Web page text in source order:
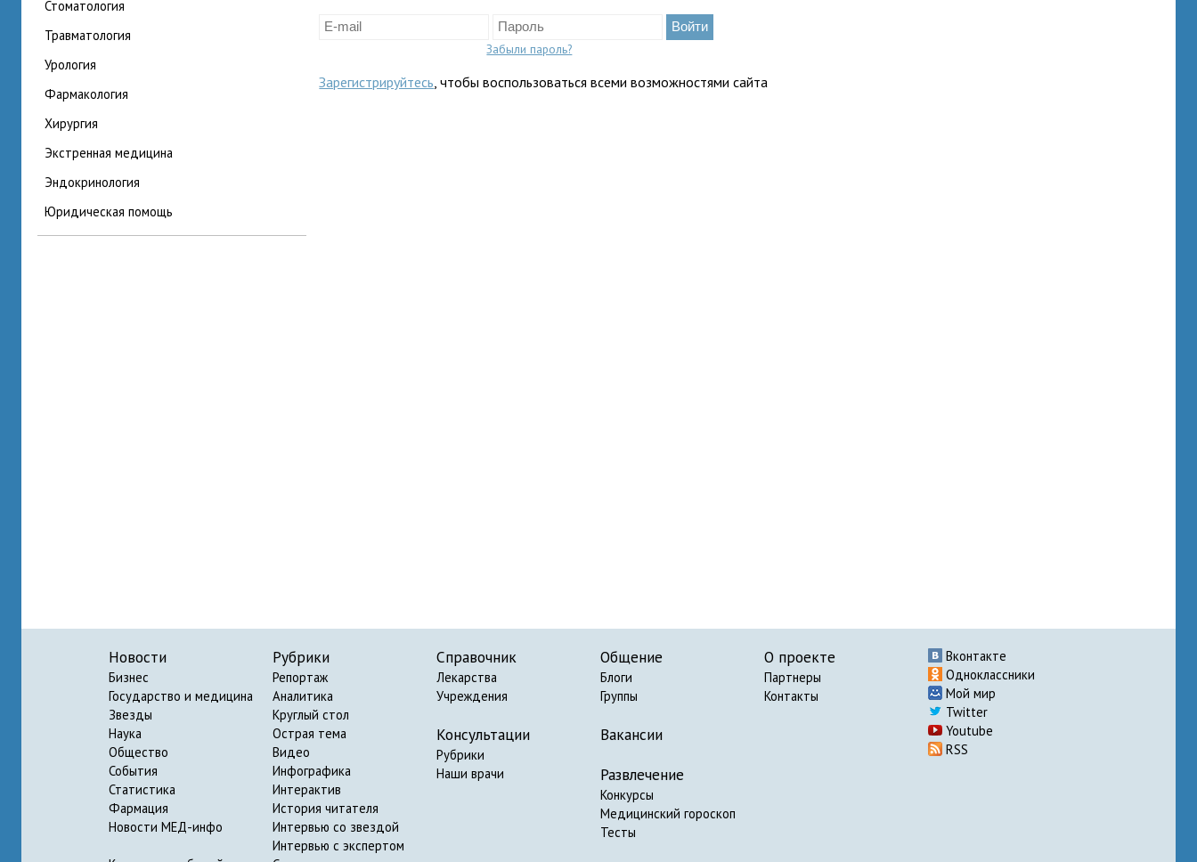
стоматология
травматология
урология
фармакология
хирургия
экстренная медицина
эндокринология
юридическая помощь
Забыли пароль?
Зарегистрируйтесь, чтобы воспользоваться всеми возможностями сайта
Новости
Бизнес
Государство и медицина
Звезды
Наука
Общество
События
Статистика
Фармация
Новости МЕД-инфо
Рубрики
Репортаж
Аналитика
Круглый стол
Острая тема
Видео
Инфографика
Интерактив
История читателя
Интервью со звездой
Интервью с экспертом
Справочник
Лекарства
Учреждения
Консультации
Рубрики
Наши врачи
Общение
Блоги
Группы
Вакансии
Развлечение
Конкурсы
Медицинский гороскоп
Тесты
О проекте
Партнеры
Контакты
Вконтакте
Одноклассники
Мой мир
Twitter
Youtube
RSS